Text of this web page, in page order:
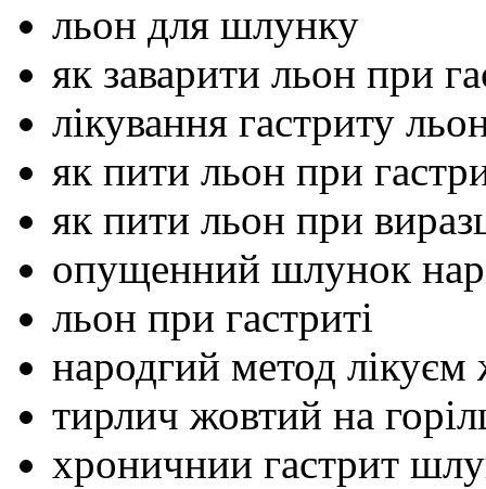
льон для шлунку
як заварити льон при
лікування гастриту
як пити льон при
як пити льон при
опущенний шлунок
льон при гастриті
народгий метод
тирлич жовтий на
хроничнии гастрит